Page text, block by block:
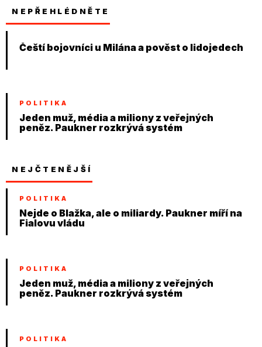
NEPŘEHLÉDNĚTE
Čeští bojovníci u Milána a pověst o lidojedech
POLITIKA
Jeden muž, média a miliony z veřejných
peněz. Paukner rozkrývá systém
NEJČTENĚJŠÍ
POLITIKA
Nejde o Blažka, ale o miliardy. Paukner míří na
Fialovu vládu
POLITIKA
Jeden muž, média a miliony z veřejných
peněz. Paukner rozkrývá systém
POLITIKA